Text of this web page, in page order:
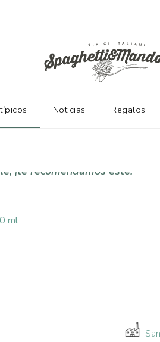
¡te recomendamos este!
ml
Noticias Regalos